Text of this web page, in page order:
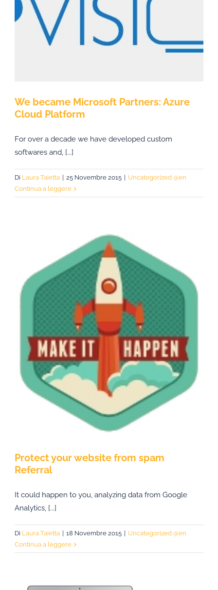
We became Microsoft Partners: Azure
Cloud Platform
For over a decade we have developed custom
softwares and, [...]
Di Laura Taietta 25 Novembre 2015
Uncategorized @en
Continua a leggere
Protect your website from spam
Referral
It could happen to you, analyzing data from Google
Analytics, [...]
Di Laura Taietta 18 Novembre 2015
Uncategorized @en
Continua a leggere